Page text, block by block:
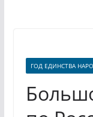
ГОД ЕДИНСТВА